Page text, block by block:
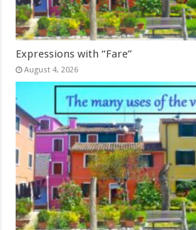
Expressions with “Fare”
August 4, 2026